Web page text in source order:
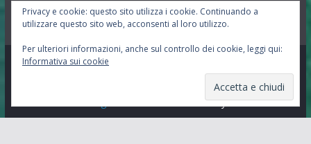
Copyright © 2026
di ThemeGrill. Powered byWordPress.
Privacy e cookie: questo sito utilizza i cookie. Continuando a
utilizzare questo sito web, acconsenti al loro utilizzo.
Per ulteriori informazioni, anche sul controllo dei cookie, leggi qui:
Informativa sui cookie